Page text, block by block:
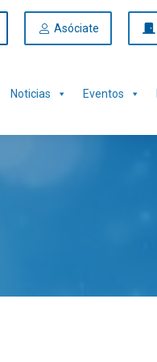
Asóciate
Noticias Eventos